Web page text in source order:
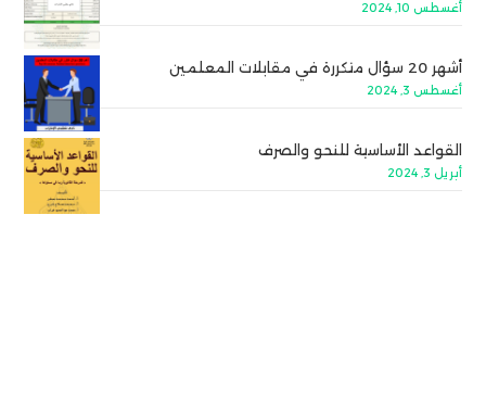
أغسطس 10, 2024
أشهر 20 سؤال متكررة في مقابلات المعلمين
أغسطس 3, 2024
القواعد الأساسية للنحو والصرف
أبريل 3, 2024